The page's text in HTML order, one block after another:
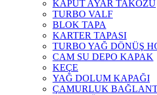
KAPUT AYAR TAKOZU
TURBO VALF
BLOK TAPA
KARTER TAPASI
TURBO YAĞ DÖNÜŞ
CAM SU DEPO KAPAK
KEÇE
YAĞ DOLUM KAPAĞI
ÇAMURLUK